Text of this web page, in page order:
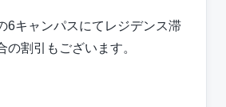
6キャンパスにてレジデンス滞
の割引もございます。